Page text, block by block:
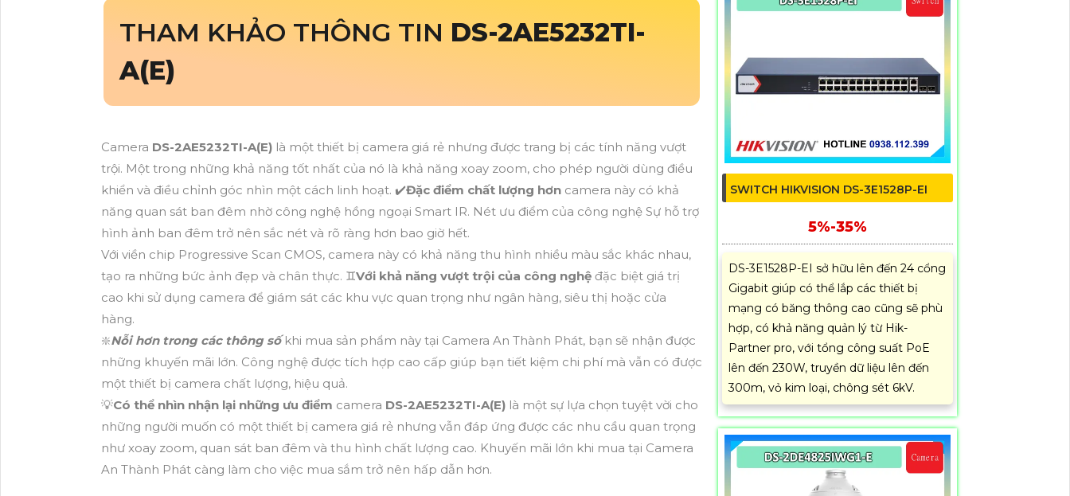
THAM KHẢO THÔNG TIN DS-2AE5232TI-
A(E)
Camera DS-2AE5232TI-A(E) là một thiết bị camera giá rẻ nhưng được trang bị các tính năng vượt
trội. Một trong những khả năng tốt nhất của nó là khả năng xoay zoom, cho phép người dùng điều
khiển và điều chỉnh góc nhìn một cách linh hoạt. ✔️Đặc điểm chất lượng hơn camera này có khả
năng quan sát ban đêm nhờ công nghệ hồng ngoại Smart IR. Nét ưu điểm của công nghệ Sự hỗ trợ
hình ảnh ban đêm trở nên sắc nét và rõ ràng hơn bao giờ hết.
Với viền chip Progressive Scan CMOS, camera này có khả năng thu hình nhiều màu sắc khác nhau,
tạo ra những bức ảnh đẹp và chân thực. ♊Với khả năng vượt trội của công nghệ đặc biệt giá trị
cao khi sử dụng camera để giám sát các khu vực quan trọng như ngân hàng, siêu thị hoặc cửa
hàng.
❇️Nỗi hơn trong các thông sốkhi mua sản phẩm này tại Camera An Thành Phát, bạn sẽ nhận được
những khuyến mãi lớn. Công nghệ được tích hợp cao cấp giúp bạn tiết kiệm chi phí mà vẫn có được
một thiết bị camera chất lượng, hiệu quả.
💡Có thể nhìn nhận lại những ưu điểm camera DS-2AE5232TI-A(E) là một sự lựa chọn tuyệt vời cho
những người muốn có một thiết bị camera giá rẻ nhưng vẫn đáp ứng được các nhu cầu quan trọng
như xoay zoom, quan sát ban đêm và thu hình chất lượng cao. Khuyến mãi lớn khi mua tại Camera
An Thành Phát càng làm cho việc mua sắm trở nên hấp dẫn hơn.
SWITCH HIKVISION DS-3E1528P-EI
5%-35%
DS-3E1528P-EI sở hữu lên đến 24 cổng
Gigabit giúp có thể lắp các thiết bị
mạng có băng thông cao cũng sẽ phù
hợp, có khả năng quản lý từ Hik-
Partner pro, với tổng công suất PoE
lên đến 230W, truyền dữ liệu lên đến
300m, vỏ kim loại, chông sét 6kV.